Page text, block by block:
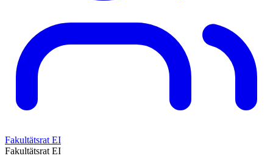
Fakultätsrat EI
Fakultätsrat EI